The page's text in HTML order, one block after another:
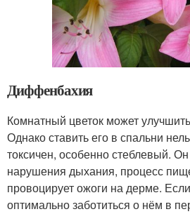
Диффенбахия
Комнатный цветок может
Однако ставить его в спальни
токсичен, особенно стеблевый.
нарушения дыхания, процесс
провоцирует ожоги на дерме.
оптимально заботиться о нём в